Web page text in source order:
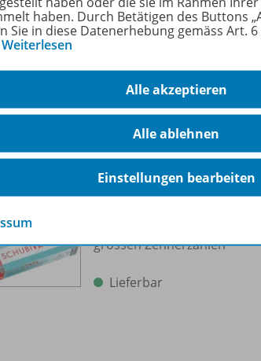
grossen Zehnerzahlen
grossen Zehnerzahlen
Lieferbar
haben. Durch Betätigen des Buttons
Sie in diese Datenerhebung gemäss Art. 6
Weiterlesen
Alle akzeptieren
Alle ablehnen
Einstellungen bearbeiten